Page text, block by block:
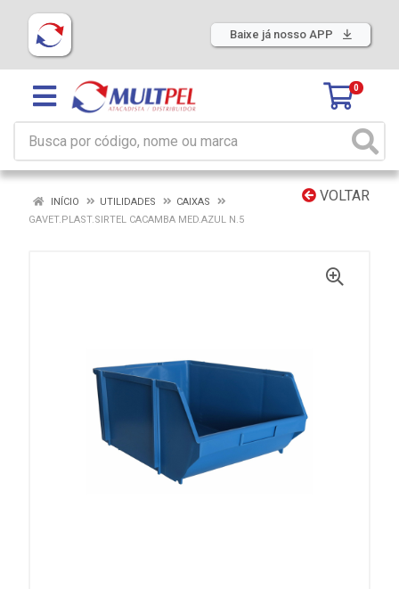
Baixe já nosso APP
0
VOLTAR
INÍCIO UTILIDADES
CAIXAS
GAVET.PLAST.SIRTEL CACAMBA MED.AZUL N.5